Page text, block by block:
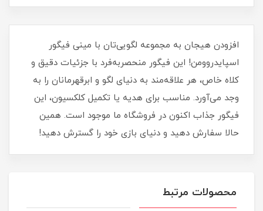
افزودن هیجان به مجموعه لگویی‌تان با مینی فیگور
اسپایدروومن! این فیگور منحصر‌به‌فرد با جزئیات دقیق و
کلاه خاص، هر علاقه‌مند به دنیای لگو و ابرقهرمانان را به
وجد می‌آورد. مناسب برای هدیه یا تکمیل کلکسیون، این
فیگور جذاب اکنون در فروشگاه ما موجود است. همین
حالا سفارش دهید و دنیای بازی خود را گسترش دهید!
محصولات مرتبط